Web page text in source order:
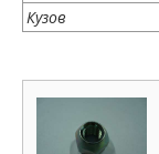
Кузов